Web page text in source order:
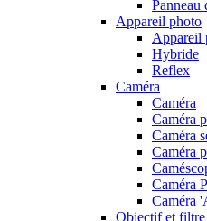
Panneau
Appareil photo
Appareil
Hybride
Reflex
Caméra
Caméra
Caméra
Caméra
Caméra
Caméra
Caméra
Objectif et filtre